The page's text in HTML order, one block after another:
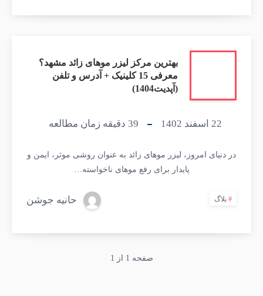
بهترین مرکز لیزر موهای زائد مشهد؟
معرفی 15 کلینیک + آدرس و تلفن
(آپدیت1404)
22 اسفند 1402 39 دقیقه زمان مطالعه
در دنیای امروز، لیزر موهای زائد به عنوان روشی موثر، ایمن و
پایدار برای رفع موهای ناخواسته…
بلاگ حانیه جوشن
صفحه 1 از 1